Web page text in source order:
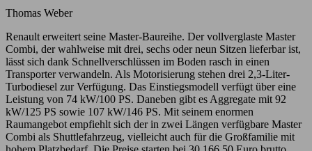
Thomas Weber
Renault erweitert seine Master-Baureihe. Der vollverglaste Master
Combi, der wahlweise mit drei, sechs oder neun Sitzen lieferbar ist,
lässt sich dank Schnellverschlüssen im Boden rasch in einen
Transporter verwandeln. Als Motorisierung stehen drei 2,3-Liter-
Turbodiesel zur Verfügung. Das Einstiegsmodell verfügt über eine
Leistung von 74 kW/100 PS. Daneben gibt es Aggregate mit 92
kW/125 PS sowie 107 kW/146 PS. Mit seinem enormen
Raumangebot empfiehlt sich der in zwei Längen verfügbare Master
Combi als Shuttlefahrzeug, vielleicht auch für die Großfamilie mit